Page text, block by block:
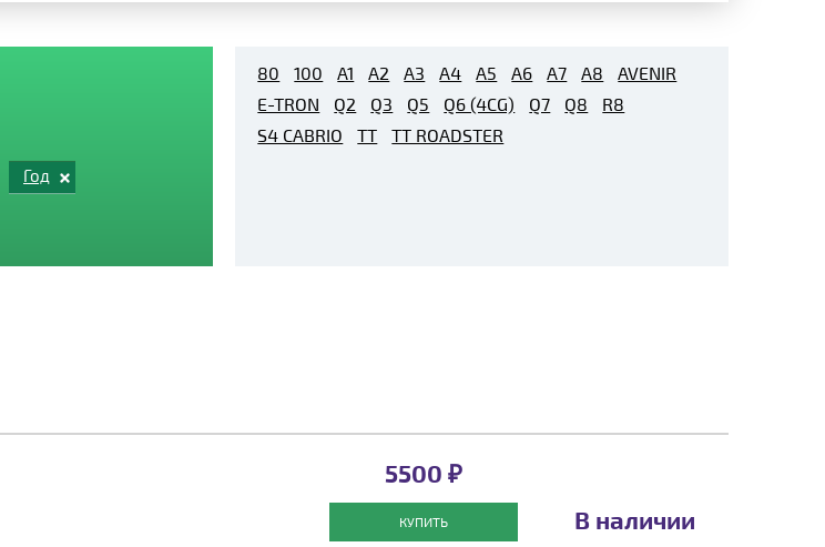
Год
80 100 A1 A2 A3 A4 A5 A6 A7 A8
AVENIR
E-TRON
Q2 Q3 Q5 Q6 (4CG) Q7 Q8
R8
S4 CABRIO
TT TT ROADSTER
5500 ₽
КУПИТЬ В наличии